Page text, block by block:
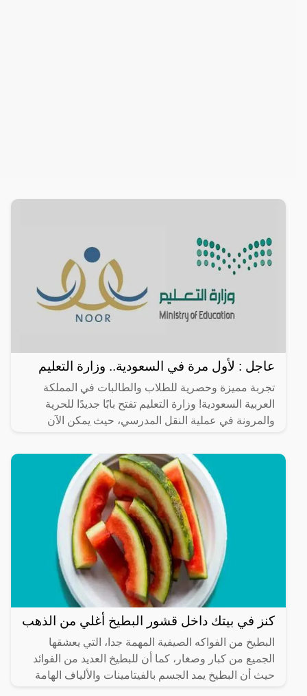
عاجل : لأول مرة في السعودية.. وزارة التعليم
تجربة مميزة وحصرية للطلاب والطالبات في المملكة
العربية السعودية! وزارة التعليم تفتح بابًا جديدًا للحرية
والمرونة في عملية النقل المدرسي، حيث يمكن الآن
كنز في بيتك داخل قشور البطيخ أغلي من الذهب
البطيخ من الفواكه الصيفية المهمة جدا، التي يعشقها
الجميع من كبار وصغار، كما أن للبطيخ العديد من الفوائد
حيث أن البطيخ يمد الجسم بالفيتامينات والألياف الهامة